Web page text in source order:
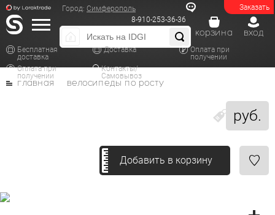
Заказать
Город: Симферополь
8-910-253-36-36
Бесплатная
доставка
Доставка
Оплата при
получении
Оплата при
получении
Контакты/
Самовывоз
вход
корзина
руб.
главная велосипеды по росту
Добавить в корзину